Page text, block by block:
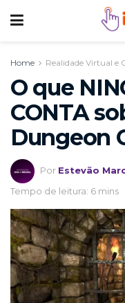
Home Realidade Virtual e
O que
CONTA
Dungeon
Por Estevão
Tempo de leitura: 6 mins